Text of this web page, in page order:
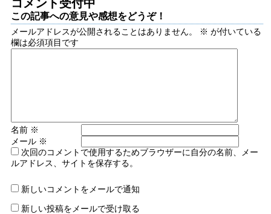
コメント受付中
この記事への意見や感想をどうぞ！
メールアドレスが公開されることはありません。 ※ が付いている
欄は必須項目です
名前 ※
メール ※
次回のコメントで使用するためブラウザーに自分の名前、メー
ルアドレス、サイトを保存する。
新しいコメントをメールで通知
新しい投稿をメールで受け取る